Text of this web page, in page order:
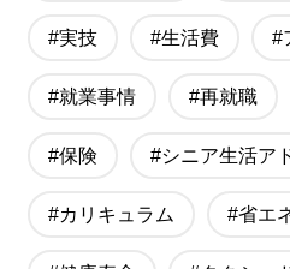
#実技 #生活費 #
#就業事情 #再就職
#保険 #シニア生活ア
#カリキュラム #省エ